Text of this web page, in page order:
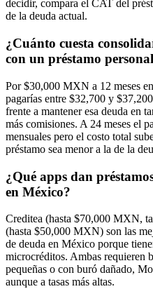
decidir, compara el CAT del
de la deuda actual.
¿Cuánto cuesta
con un préstamo
Por $30,000 MXN a 12 meses
pagarías entre $32,700 y
frente a mantener esa deuda en
más comisiones. A 24 meses el
mensuales pero el costo total
préstamo sea menor a la de la
¿Qué apps dan
en México?
Creditea (hasta $70,000 MXN,
(hasta $50,000 MXN) son las
de deuda en México porque
microcréditos. Ambas requieren
pequeñas o con buró dañado,
aunque a tasas más altas.